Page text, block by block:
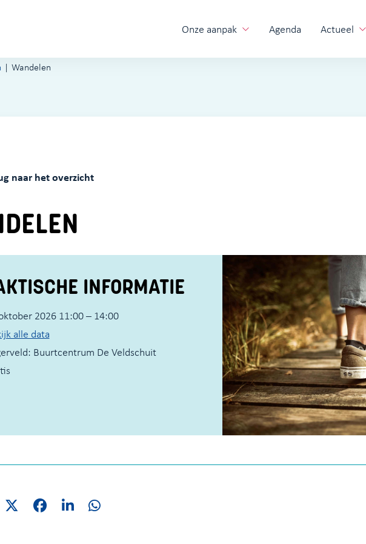
Onze aanpak Agenda Actueel
Wandelen
naar het overzicht
INFORMATIE
2026 11:00 – 14:00
alle data
Buurtcentrum De Veldschuit